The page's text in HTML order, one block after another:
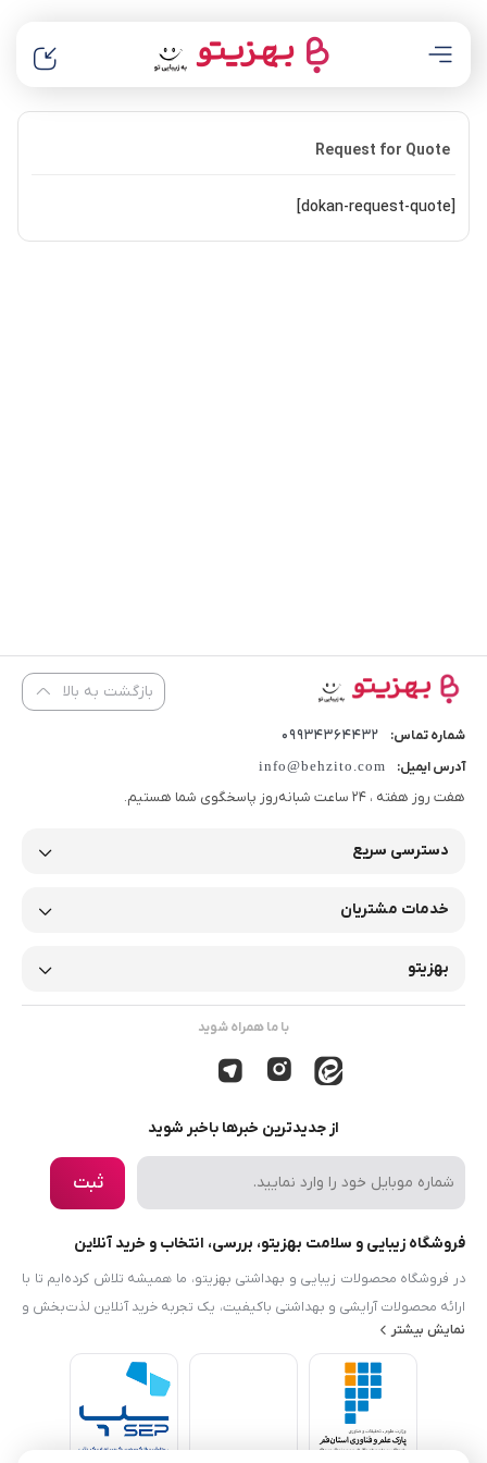
Request for Quote
[dokan-request-quote]
بازگشت به بالا
شماره تماس: 09934364432
آدرس ایمیل: info@behzito.com
هفت روز هفته ، 24 ساعت شبانه‌روز پاسخگوی شما هستیم.
دسترسی سریع
خدمات مشتریان
بهزیتو
با ما همراه شوید
از جدیدترین خبرها باخبر شوید
ثبت
فروشگاه زیبایی و سلامت بهزیتو، بررسی، انتخاب و خرید آنلاین
در فروشگاه محصولات زیبایی و بهداشتی بهزیتو، ما همیشه تلاش کرده‌ایم تا با
ارائه محصولات آرایشی و بهداشتی باکیفیت، یک تجربه خرید آنلاین لذت‌بخش و
رضایت‌بخش را برایتان فراهم کنیم. هدف ما این است که نیازها و دانش مرتبط
با زیبایی، بهداشت و سلامت را در دسترس شما قرار دهیم. فروشگاه محصولات
زیبایی و بهداشتی بهزیتو نه‌تنها در زمینه محصولات آرایشی و بهداشتی فعالیت
می‌کند، بلکه با معرفی محصولات حوزه سلامت و محصولات ارگانیک، سعی دارد
فرهنگ استفاده از کالاهای سالم و طبیعی را در سبد خانواده‌ها نهادینه کند. ما
نمایش بیشتر